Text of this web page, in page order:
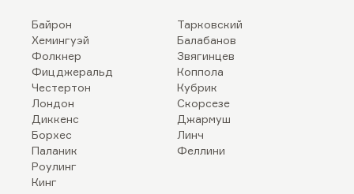
Байрон
Хемингуэй
Фолкнер
Фицджеральд
Честертон
Лондон
Диккенс
Борхес
Паланик
Роулинг
Кинг
Тарковский
Балабанов
Звягинцев
Коппола
Кубрик
Скорсезе
Джармуш
Линч
Феллини